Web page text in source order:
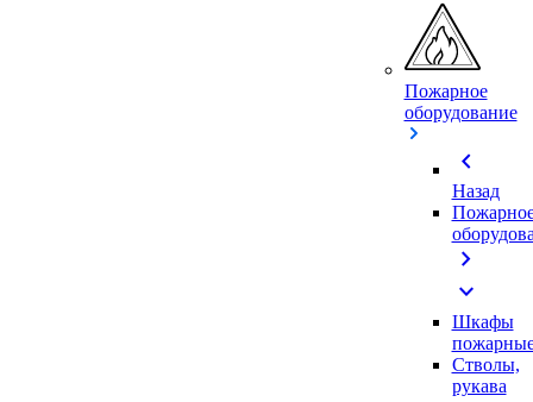
Пожарное
оборудование
chevron_left
Назад
chevron_right
expand_more
Шкафы
Стволы,
рукава